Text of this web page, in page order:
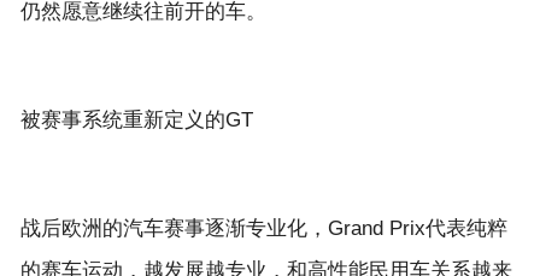
战后欧洲的汽车赛事逐渐专业化，Grand Prix代表纯粹
的赛车运动，越发展越专业，和高性能民用车关系越来